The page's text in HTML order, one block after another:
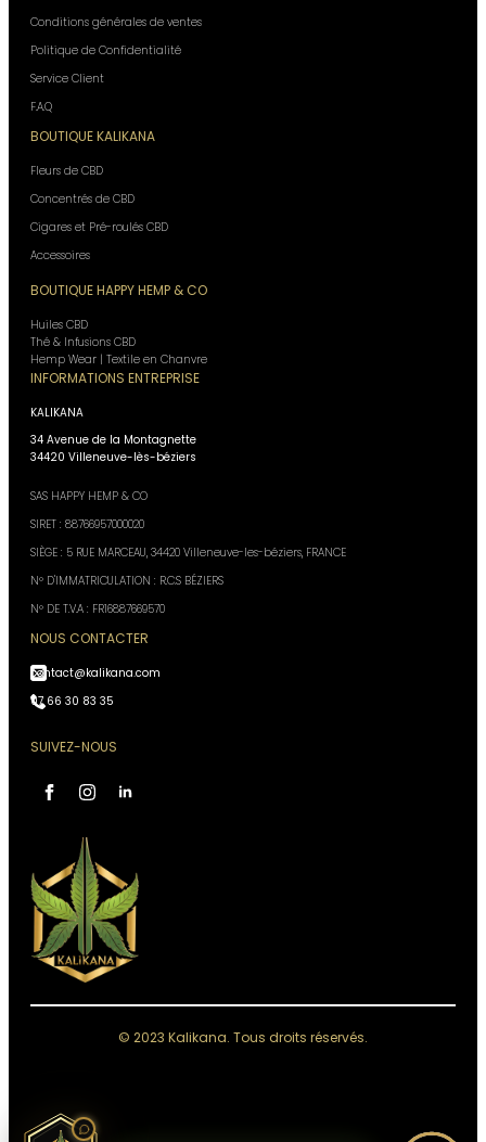
Conditions générales de ventes
Politique de Confidentialité
Service Client
F.A.Q
BOUTIQUE KALIKANA
Fleurs de CBD
Concentrés de CBD
Cigares et Pré-roulés CBD
Accessoires
BOUTIQUE HAPPY HEMP & CO
Huiles CBD
Thé & Infusions CBD
Hemp Wear | Textile en Chanvre
INFORMATIONS ENTREPRISE
KALIKANA
34 Avenue de la Montagnette
34420 Villeneuve-lès-béziers
SAS HAPPY HEMP & CO
SIRET : 88766957000020
SIÈGE : 5 RUE MARCEAU, 34420 Villeneuve-les-béziers, FRANCE
N° D'IMMATRICULATION : R.C.S BÉZIERS
N° DE T.V.A : FR16887669570
NOUS CONTACTER
contact@kalikana.com
07 66 30 83 35
SUIVEZ-NOUS
© 2023 Kalikana. Tous droits réservés.
IA, réponses instantanées,
Conseiller disponible 24h/24